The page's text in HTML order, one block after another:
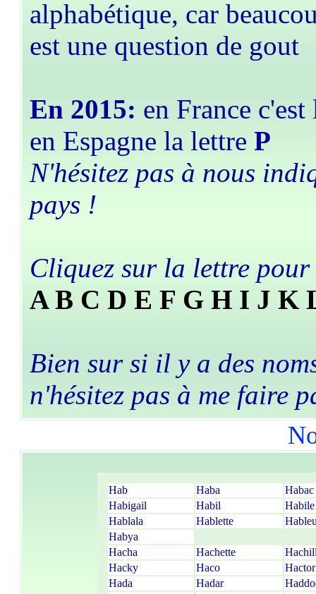
alphabétique, car
est une question de gout
En 2015: en France
en Espagne la lettre P
N'hésitez pas à nous
pays !
Cliquez sur la lettre
A B C D E F G H I J K
Bien sur si il y a des
n'hésitez pas à me faire
Hab Haba
Habac
Habigail
Habil
Habile
Hablala
Hablette
Habya
Hacha
Hachette
Hacky
Haco
Hactor
Hada
Hadar